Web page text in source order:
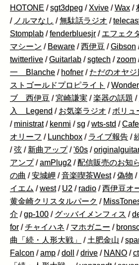
HOTONE /sgt3dpeg / Xvive /Wax /
/ ノルマなし /無駄話ラジオ /
Stomplab /fenderbluesjr / エフェク
マシーン / Beware /西伊豆 /Gibson
twitterlive /Guitarlab /sgtech /zoom
一 Blanche / hofner / ただのオヤジ
ストゴールドプロピライト /
ブ 西伊豆 /宮崎謙実 /楽器の話題 /
入 Legend / お気楽ラジオ / ボリュ
/ ministrat / kenmi /sg /wts-std /Cafe
オリーフ / Lunchbox / ライブ報告 /
/弦 / 新曲アップ /'60s /
アンプ /amPlug2 /配信販売のお知
の曲 /安城岬 /音楽喫茶West /偽物 /
イエム /west / U2 / radio /西伊豆オ
黄金崎クリスタルパーク /
介 /gp-100 / グッバイメンフィス /
for /チャイハネ / マホガニー /
曲「続・人形大戦」
/ 土肥金山 /
Falcon /amp /doll /drive / NANO /